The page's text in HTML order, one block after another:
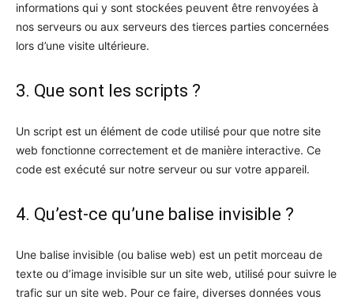
informations qui y sont stockées peuvent être renvoyées à
nos serveurs ou aux serveurs des tierces parties concernées
lors d’une visite ultérieure.
3. Que sont les scripts ?
Un script est un élément de code utilisé pour que notre site
web fonctionne correctement et de manière interactive. Ce
code est exécuté sur notre serveur ou sur votre appareil.
4. Qu’est-ce qu’une balise invisible ?
Une balise invisible (ou balise web) est un petit morceau de
texte ou d’image invisible sur un site web, utilisé pour suivre le
trafic sur un site web. Pour ce faire, diverses données vous